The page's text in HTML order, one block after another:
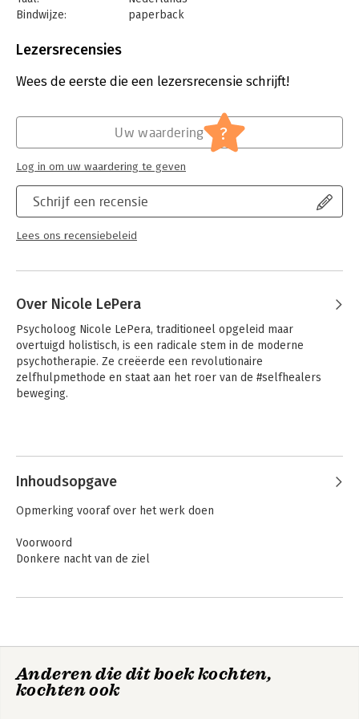
Bindwijze:
paperback
Uitgever:
Verschijningsdatum:
5-10-2021
Persoonlijke effectiviteit
Lezersrecensies
Wees de eerste die een lezersrecensie schrijft!
Schrijf een recensie
Lees ons recensiebeleid
Uw waardering ?
Log in om uw waardering te geven
Over Nicole LePera
Psycholoog Nicole LePera, traditioneel opgeleid maar
overtuigd holistisch, is een radicale stem in de moderne
psychotherapie. Ze creëerde een revolutionaire
zelfhulpmethode en staat aan het roer van de #selfhealers
beweging.
Inhoudsopgave
Opmerking vooraf over het werk doen
Voorwoord
Donkere nacht van de ziel
3 Een nieuwe theorie over trauma
4 Traumalichaam
Anderen die dit boek kochten,
kochten ook